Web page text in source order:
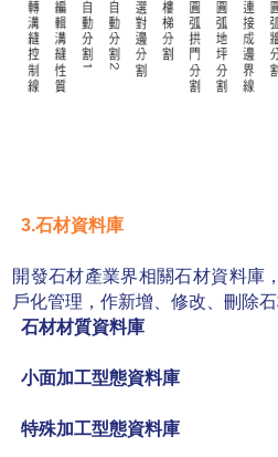
3.石材資料庫
開發石材產業界相關石材資料庫
戶化管理，作新增、修改、刪除石
石材材質資料庫
小面加工型態資料庫
特殊加工型態資料庫